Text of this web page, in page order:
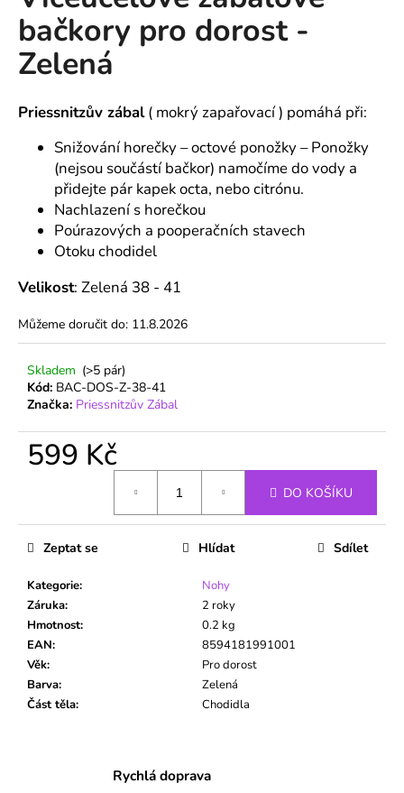
0,0
z
5
hvězdiček.
bačkory pro dorost -
Zelená
Priessnitzův zábal( mokrý zapařovací ) pomáhá při:
Snižování horečky – octové ponožky – Ponožky
(nejsou součástí bačkor) namočíme do vody a
přidejte pár kapek octa, nebo citrónu.
Nachlazení s horečkou
Poúrazových a pooperačních stavech
Otoku chodidel
Velikost: Zelená 38 - 41
Můžeme doručit do: 11.8.2026
Skladem (>5 pár)
Kód: BAC-DOS-Z-38-41
Značka: Priessnitzův Zábal
599 Kč
DO KOŠÍKU
Kategorie:
Nohy
Záruka:
2 roky
Hmotnost:
0.2 kg
EAN:
8594181991001
Věk:
Pro dorost
Barva:
Zelená
Část těla: Chodidla
Zeptat se Hlídat Sdílet
Rychlá doprava
a
j
í
?
HLEDAT
D
p
o
u
u